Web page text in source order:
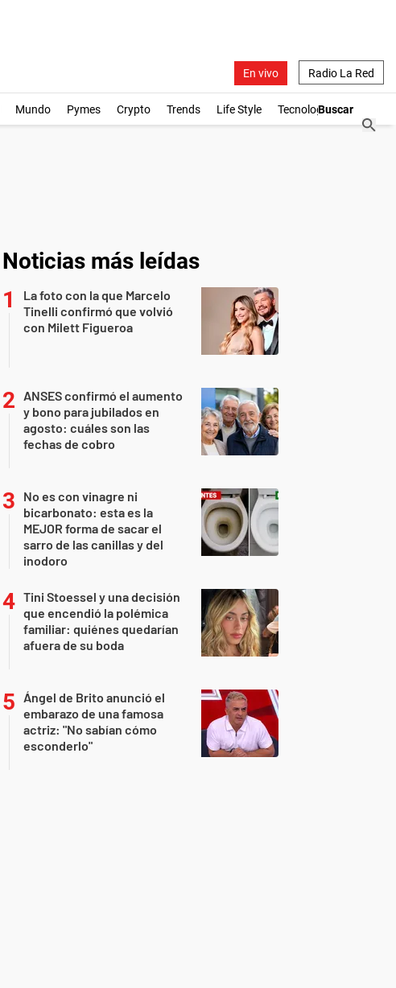
En vivo Radio La Red
Mundo Pymes Crypto Trends Life Style Tecnología
Noticias más leídas
La foto con la que Marcelo
Tinelli confirmó que volvió
con Milett Figueroa
ANSES confirmó el aumento
y bono para jubilados en
agosto: cuáles son las
fechas de cobro
No es con vinagre ni
bicarbonato: esta es la
MEJOR forma de sacar el
sarro de las canillas y del
inodoro
Tini Stoessel y una decisión
que encendió la polémica
familiar: quiénes quedarían
afuera de su boda
Ángel de Brito anunció el
embarazo de una famosa
actriz: "No sabían cómo
esconderlo"